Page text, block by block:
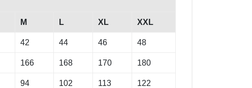
M L XL XXL
42 44 46 48
166 168 170 180
94 102 113 122